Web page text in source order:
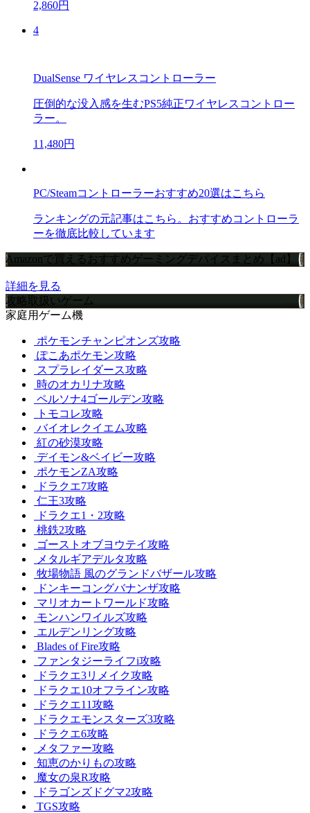
2,860円
4
DualSense ワイヤレスコントローラー
圧倒的な没入感を生むPS5純正ワイヤレスコントロー
ラー。
11,480円
PC/Steamコントローラーおすすめ20選はこちら
ランキングの元記事はこちら。おすすめコントローラ
ーを徹底比較しています
Amazonで買えるおすすめゲーミングデバイスまとめ【ad】
詳細を見る
攻略取扱いゲーム
家庭用ゲーム機
ポケモンチャンピオンズ攻略
ぽこあポケモン攻略
スプラレイダース攻略
時のオカリナ攻略
ペルソナ4ゴールデン攻略
トモコレ攻略
バイオレクイエム攻略
紅の砂漠攻略
デイモン&ベイビー攻略
ポケモンZA攻略
ドラクエ7攻略
仁王3攻略
ドラクエ1・2攻略
桃鉄2攻略
ゴーストオブヨウテイ攻略
メタルギアデルタ攻略
牧場物語 風のグランドバザール攻略
ドンキーコングバナンザ攻略
マリオカートワールド攻略
モンハンワイルズ攻略
エルデンリング攻略
Blades of Fire攻略
ファンタジーライフi攻略
ドラクエ3リメイク攻略
ドラクエ10オフライン攻略
ドラクエ11攻略
ドラクエモンスターズ3攻略
ドラクエ6攻略
メタファー攻略
知恵のかりもの攻略
魔女の泉R攻略
ドラゴンズドグマ2攻略
TGS攻略